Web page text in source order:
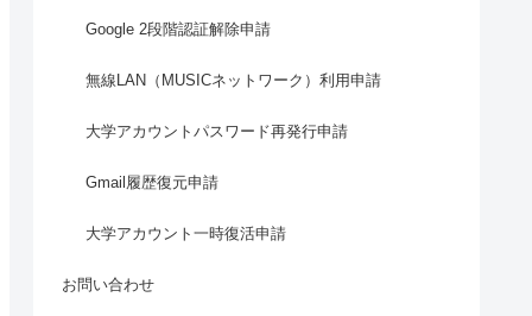
Google 2段階認証解除申請
無線LAN（MUSICネットワーク）利用申請
大学アカウントパスワード再発行申請
Gmail履歴復元申請
大学アカウント一時復活申請
お問い合わせ